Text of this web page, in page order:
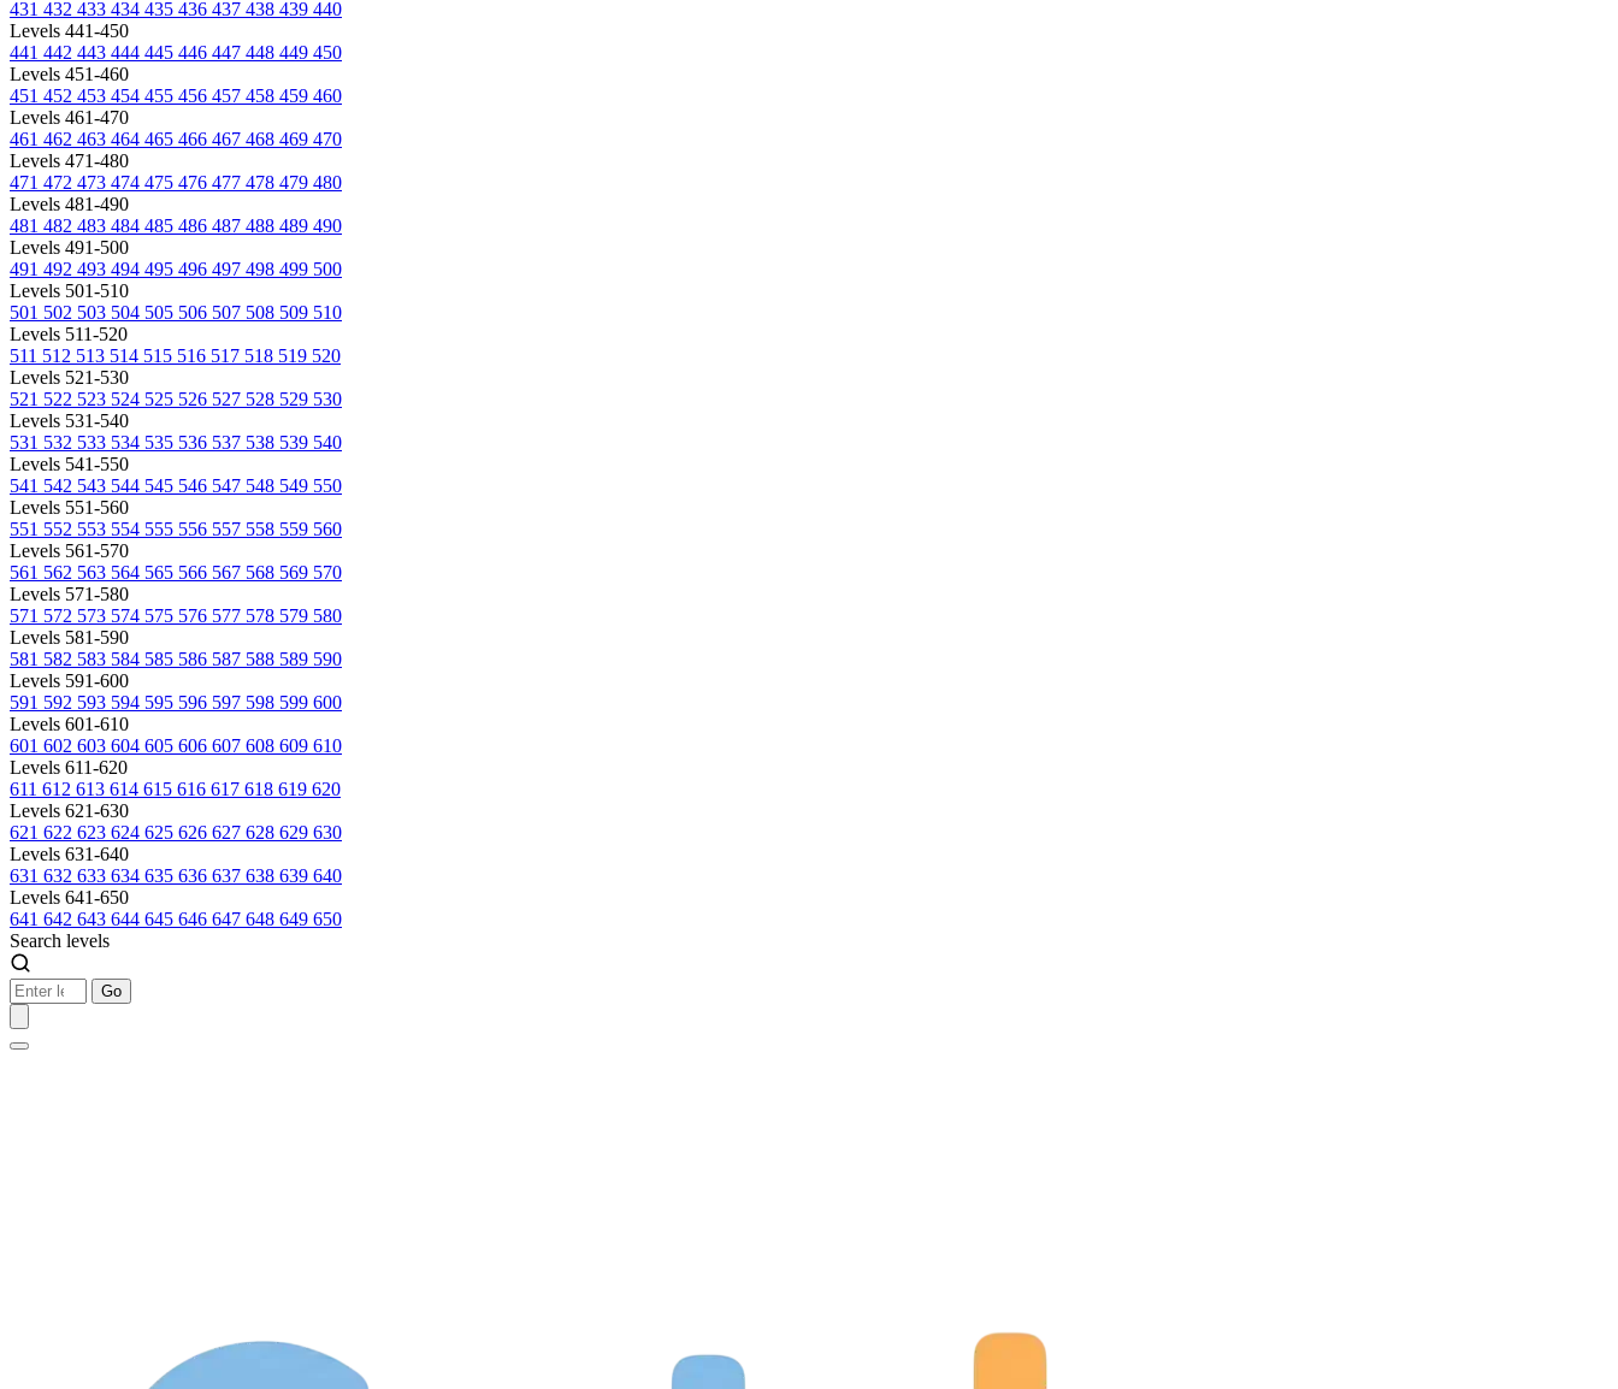
431 432 433 434 435 436 437 438 439 440
Levels 441-450
441 442 443 444 445 446 447 448 449 450
Levels 451-460
451 452 453 454 455 456 457 458 459 460
Levels 461-470
461 462 463 464 465 466 467 468 469 470
Levels 471-480
471 472 473 474 475 476 477 478 479 480
Levels 481-490
481 482 483 484 485 486 487 488 489 490
Levels 491-500
491 492 493 494 495 496 497 498 499 500
Levels 501-510
501 502 503 504 505 506 507 508 509 510
Levels 511-520
511 512 513 514 515 516 517 518 519 520
Levels 521-530
521 522 523 524 525 526 527 528 529 530
Levels 531-540
531 532 533 534 535 536 537 538 539 540
Levels 541-550
541 542 543 544 545 546 547 548 549 550
Levels 551-560
551 552 553 554 555 556 557 558 559 560
Levels 561-570
561 562 563 564 565 566 567 568 569 570
Levels 571-580
571 572 573 574 575 576 577 578 579 580
Levels 581-590
581 582 583 584 585 586 587 588 589 590
Levels 591-600
591 592 593 594 595 596 597 598 599 600
Levels 601-610
601 602 603 604 605 606 607 608 609 610
Levels 611-620
611 612 613 614 615 616 617 618 619 620
Levels 621-630
621 622 623 624 625 626 627 628 629 630
Levels 631-640
631 632 633 634 635 636 637 638 639 640
Levels 641-650
641 642 643 644 645 646 647 648 649 650
Search levels
Go